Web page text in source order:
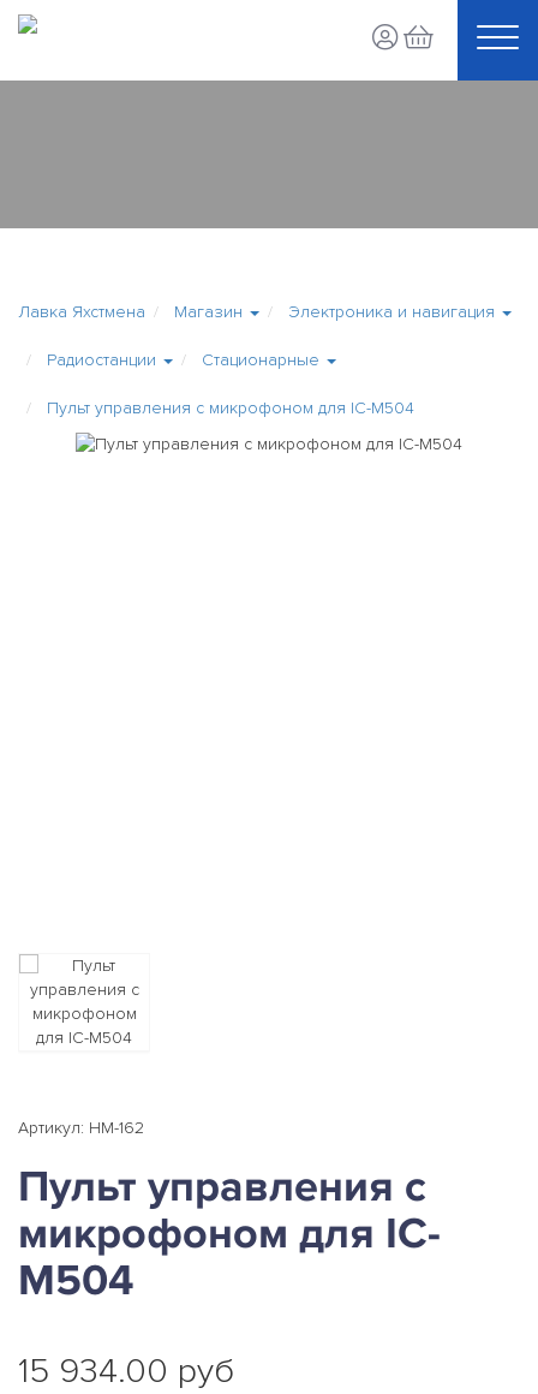
Лавка Яхстмена Магазин Электроника и навигация
Радиостанции Стационарные
Пульт управления с микрофоном для IC-M504
Артикул: HM-162
Пульт управления с
микрофоном для IC-
M504
15 934.00 руб